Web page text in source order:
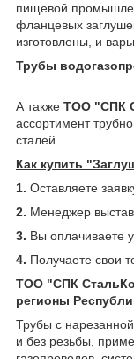
пищевой
фланцевых
изготовлены, и
Трубы
А также ТОО "СПК
ассортимент
сталей.
Как купить
1. Оставляете
2. Менеджер
3. Вы оплачиваете
4. Получаете свои
ТОО "СПК
регионы
Трубы с
и без резьбы,